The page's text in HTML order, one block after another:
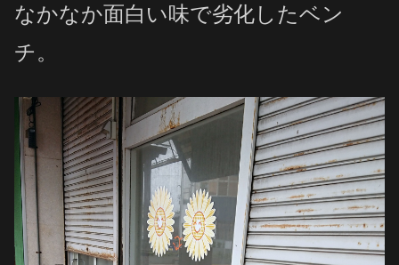
なかなか面白い味で劣化したベン
チ。